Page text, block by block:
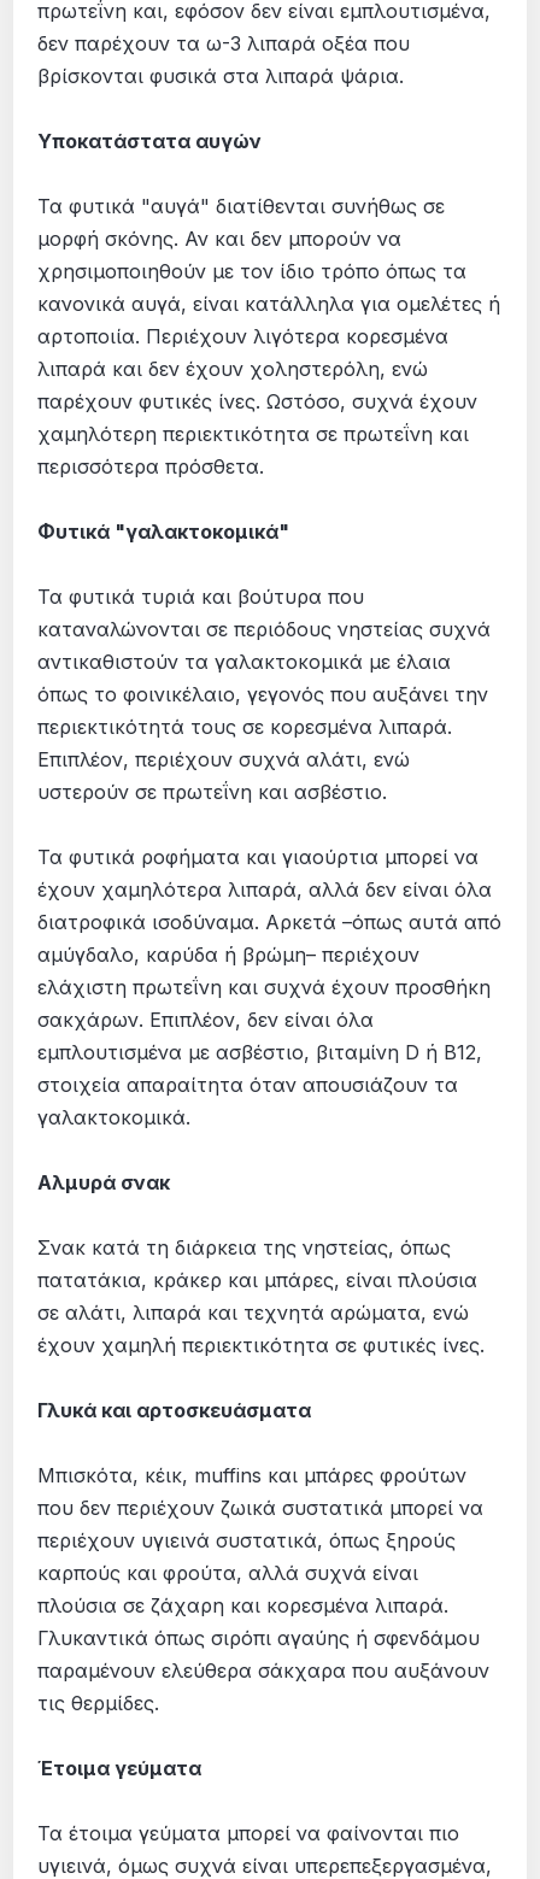
πρωτεΐνη και, εφόσον δεν είναι εμπλουτισμένα,
δεν παρέχουν τα ω-3 λιπαρά οξέα που
βρίσκονται φυσικά στα λιπαρά ψάρια.
Υποκατάστατα αυγών
Τα φυτικά "αυγά" διατίθενται συνήθως σε
μορφή σκόνης. Αν και δεν μπορούν να
χρησιμοποιηθούν με τον ίδιο τρόπο όπως τα
κανονικά αυγά, είναι κατάλληλα για ομελέτες ή
αρτοποιία. Περιέχουν λιγότερα κορεσμένα
λιπαρά και δεν έχουν χοληστερόλη, ενώ
παρέχουν φυτικές ίνες. Ωστόσο, συχνά έχουν
χαμηλότερη περιεκτικότητα σε πρωτεΐνη και
περισσότερα πρόσθετα.
Φυτικά "γαλακτοκομικά"
Τα φυτικά τυριά και βούτυρα που
καταναλώνονται σε περιόδους νηστείας συχνά
αντικαθιστούν τα γαλακτοκομικά με έλαια
όπως το φοινικέλαιο, γεγονός που αυξάνει την
περιεκτικότητά τους σε κορεσμένα λιπαρά.
Επιπλέον, περιέχουν συχνά αλάτι, ενώ
υστερούν σε πρωτεΐνη και ασβέστιο.
Τα φυτικά ροφήματα και γιαούρτια μπορεί να
έχουν χαμηλότερα λιπαρά, αλλά δεν είναι όλα
διατροφικά ισοδύναμα. Αρκετά –όπως αυτά από
αμύγδαλο, καρύδα ή βρώμη– περιέχουν
ελάχιστη πρωτεΐνη και συχνά έχουν προσθήκη
σακχάρων. Επιπλέον, δεν είναι όλα
εμπλουτισμένα με ασβέστιο, βιταμίνη D ή Β12,
στοιχεία απαραίτητα όταν απουσιάζουν τα
γαλακτοκομικά.
Αλμυρά σνακ
Σνακ κατά τη διάρκεια της νηστείας, όπως
πατατάκια, κράκερ και μπάρες, είναι πλούσια
σε αλάτι, λιπαρά και τεχνητά αρώματα, ενώ
έχουν χαμηλή περιεκτικότητα σε φυτικές ίνες.
Γλυκά και αρτοσκευάσματα
Μπισκότα, κέικ, muffins και μπάρες φρούτων
που δεν περιέχουν ζωικά συστατικά μπορεί να
περιέχουν υγιεινά συστατικά, όπως ξηρούς
καρπούς και φρούτα, αλλά συχνά είναι
πλούσια σε ζάχαρη και κορεσμένα λιπαρά.
Γλυκαντικά όπως σιρόπι αγαύης ή σφενδάμου
παραμένουν ελεύθερα σάκχαρα που αυξάνουν
τις θερμίδες.
Έτοιμα γεύματα
Τα έτοιμα γεύματα μπορεί να φαίνονται πιο
υγιεινά, όμως συχνά είναι υπερεπεξεργασμένα,